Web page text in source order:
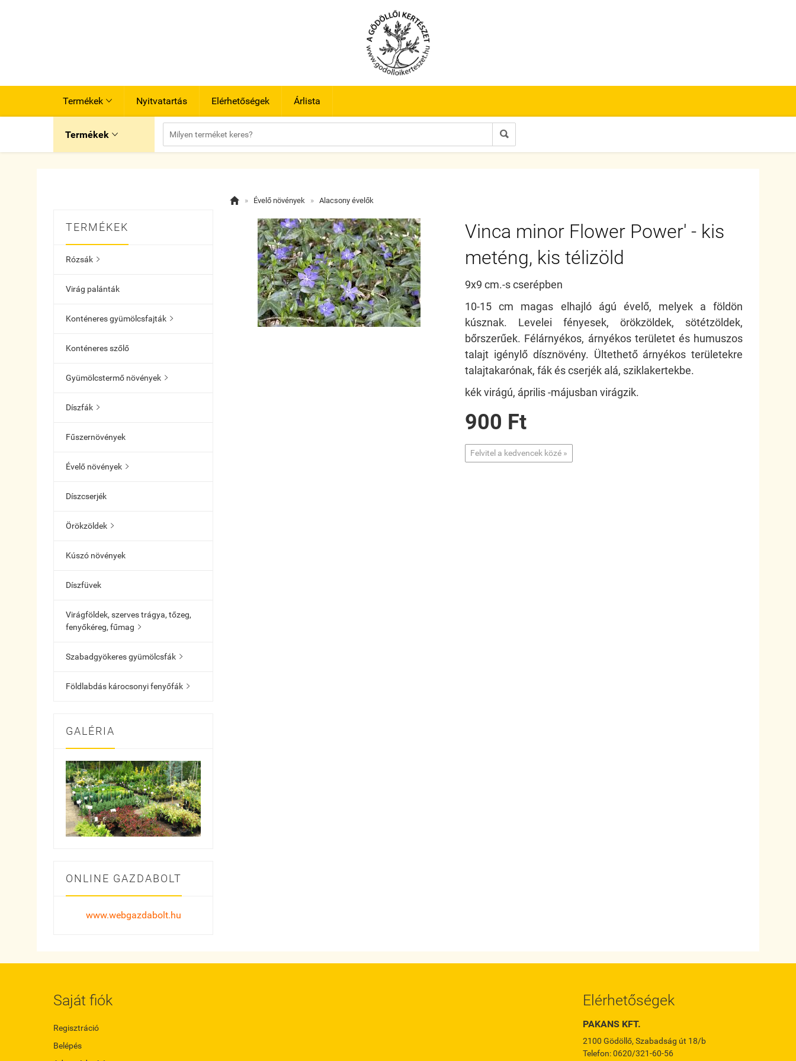
Termékek  Nyitvatartás Elérhetőségek Árlista
Termékek  
TERMÉKEK
Rózsák 
Virág palánták
Konténeres gyümölcsfajták 
Konténeres szőlő
Gyümölcstermő növények 
Díszfák 
Fűszernövények
Évelő növények 
Díszcserjék
Örökzöldek 
Kúszó növények
Díszfüvek
Virágföldek, szerves trágya, tőzeg,
fenyőkéreg, fűmag 
Szabadgyökeres gyümölcsfák 
Földlabdás károcsonyi fenyőfák 
GALÉRIA
ONLINE GAZDABOLT
www.webgazdabolt.hu
 » Évelő növények » Alacsony évelők
Vinca minor Flower Power' - kis
meténg, kis télizöld
9x9 cm.-s cserépben
10-15 cm magas elhajló ágú évelő, melyek a földön
kúsznak. Levelei fényesek, örökzöldek, sötétzöldek,
bőrszerűek. Félárnyékos, árnyékos területet és humuszos
talajt igénylő dísznövény. Ültethető árnyékos területekre
talajtakarónak, fák és cserjék alá, sziklakertekbe.
kék virágú, április -májusban virágzik.
900 Ft
Felvitel a kedvencek közé »
Saját fiók
Regisztráció
Belépés
Elérhetőségek
PAKANS KFT.
2100 Gödöllő, Szabadság út 18/b
Telefon: 0620/321-60-56